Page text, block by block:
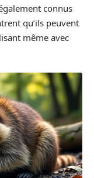
connus
qu’ils peuvent
même avec